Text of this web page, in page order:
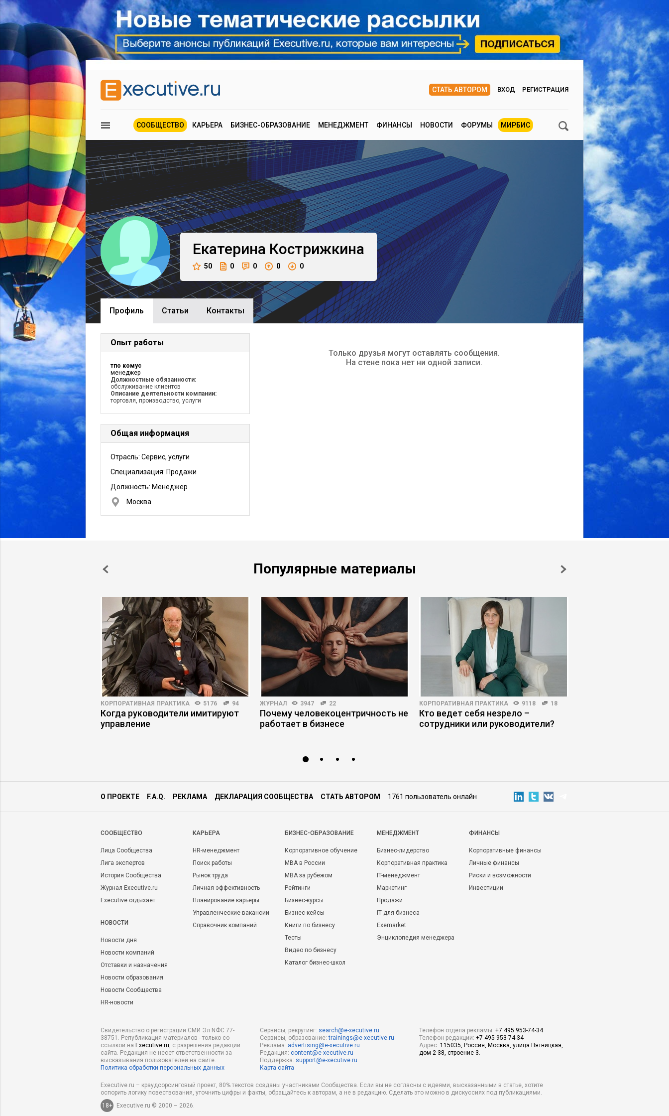
СТАТЬ АВТОРОМ ВХОД РЕГИСТРАЦИЯ
СООБЩЕСТВО КАРЬЕРА БИЗНЕС-ОБРАЗОВАНИЕ МЕНЕДЖМЕНТ ФИНАНСЫ НОВОСТИ ФОРУМЫ МИРБИС
Екатерина Кострижкина
50 0 0 0 0
Профиль Cтатьи Контакты
Опыт работы
тпо комус
менеджер
Должностные обязанности:
обслуживание клиентов
Описание деятельности компании:
торговля, производство, услуги
Общая информация
Отрасль: Сервис, услуги
Специализация: Продажи
Должность: Менеджер
Москва
Только друзья могут оставлять сообщения.
На стене пока нет ни одной записи.
Популярные материалы
КОРПОРАТИВНАЯ ПРАКТИКА 5176 94
Когда руководители имитируют
управление
ЖУРНАЛ 3947 22
Почему человекоцентричность не
работает в бизнесе
КОРПОРАТИВНАЯ ПРАКТИКА 9118 18
Кто ведет себя незрело –
сотрудники или руководители?
О ПРОЕКТЕ F.A.Q. РЕКЛАМА ДЕКЛАРАЦИЯ СООБЩЕСТВА СТАТЬ АВТОРОМ 1761 пользователь онлайн
CООБЩЕСТВО
Лица Сообщества
Лига экспертов
История Сообщества
Журнал Executive.ru
Executive отдыхает
НОВОСТИ
Новости дня
Новости компаний
Отставки и назначения
Новости образования
Новости Сообщества
HR-новости
КАРЬЕРА
HR-менеджмент
Поиск работы
Рынок труда
Личная эффективность
Планирование карьеры
Управленческие вакансии
Справочник компаний
БИЗНЕС-ОБРАЗОВАНИЕ
Корпоративное обучение
MBA в России
MBA за рубежом
Рейтинги
Бизнес-курсы
Бизнес-кейсы
Книги по бизнесу
Тесты
Видео по бизнесу
Каталог бизнес-школ
МЕНЕДЖМЕНТ
Бизнес-лидерство
Корпоративная практика
IT-менеджмент
Маркетинг
Продажи
IT для бизнеса
Exemarket
Энциклопедия менеджера
ФИНАНСЫ
Корпоративные финансы
Личные финансы
Риски и возможности
Инвестиции
Свидетельство о регистрации СМИ Эл NФС 77-
38751. Републикация материалов - только со
ссылкой на Executive.ru, с разрешения редакции
сайта. Редакция не несет ответственности за
высказывания пользователей на сайте.
Политика обработки персональных данных
Сервисы, рекрутинг: search@e-xecutive.ru
Сервисы, образование:trainings@e-xecutive.ru
Реклама: advertising@e-xecutive.ru
Редакция: content@e-xecutive.ru
Поддержка: support@e-xecutive.ru
Карта сайта
Телефон отдела рекламы: +7 495 953-74-34
Телефон редакции: +7 495 953-74-34
Адрес: 115035, Россия, Москва, улица Пятницкая,
дом 2-38, строение 3.
Executive.ru – краудсорсинговый проект, 80% текстов созданы участниками Сообщества. Если вы не согласны с идеями, высказанными в статье, хотите
оспорить логику повествования, уточнить цифры и факты, обращайтесь к авторам, а не в редакцию. Сделать это можно в дискуссиях под публикациями.
18+
Executive.ru © 2000 – 2026.